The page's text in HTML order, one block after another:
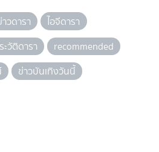
วดารา
ไอจีดารา
ะวัติดารา
recommended
ข่าวบันเทิงวันนี้